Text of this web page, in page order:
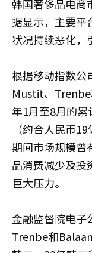
韩国奢侈品电商
据显示，主要
状况持续恶化，
根据移动指数公
Mustit、
年1月至8月的
（约合人民币
期间市场规模曾
品消费减少及投
巨大压力。
金融监督院电子
Trenbe和